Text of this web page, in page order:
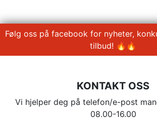
Følg oss på facebook for nyheter,
tilbud! 🔥🔥
KONTAKT OSS
Vi hjelper deg på telefon/e-post
08.00-16.00